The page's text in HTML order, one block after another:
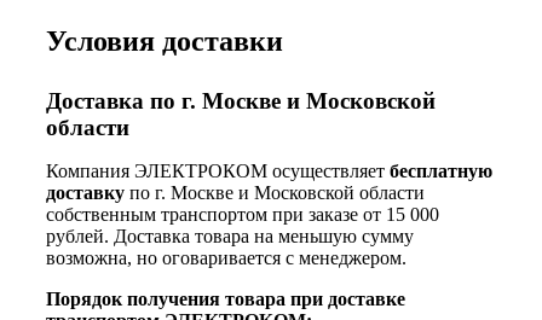
Условия доставки
Доставка по г. Москве и Московской
области
Компания ЭЛЕКТРОКОМ осуществляет бесплатную
доставку по г. Москве и Московской области
собственным транспортом при заказе от 15 000
рублей. Доставка товара на меньшую сумму
возможна, но оговаривается с менеджером.
Порядок получения товара при доставке